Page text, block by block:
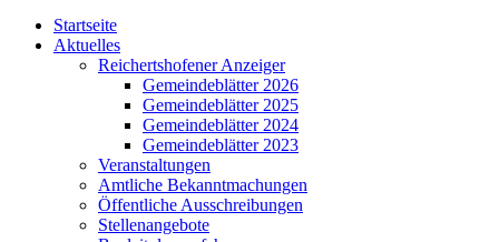
Startseite
Aktuelles
Reichertshofener Anzeiger
Gemeindeblätter 2026
Gemeindeblätter 2025
Gemeindeblätter 2024
Gemeindeblätter 2023
Veranstaltungen
Amtliche Bekanntmachungen
Öffentliche Ausschreibungen
Stellenangebote